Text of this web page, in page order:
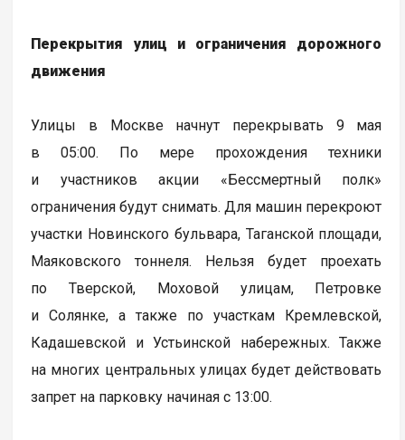
Перекрытия улиц и ограничения дорожного
движения
Улицы в Москве начнут перекрывать 9 мая
в 05:00. По мере прохождения техники
и участников акции «Бессмертный полк»
ограничения будут снимать. Для машин перекроют
участки Новинского бульвара, Таганской площади,
Маяковского тоннеля. Нельзя будет проехать
по Тверской, Моховой улицам, Петровке
и Солянке, а также по участкам Кремлевской,
Кадашевской и Устьинской набережных. Также
на многих центральных улицах будет действовать
запрет на парковку начиная с 13:00.